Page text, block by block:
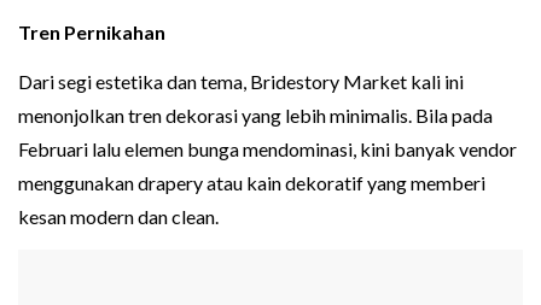
Tren Pernikahan
Dari segi estetika dan tema, Bridestory Market kali ini
menonjolkan tren dekorasi yang lebih minimalis. Bila pada
Februari lalu elemen bunga mendominasi, kini banyak vendor
menggunakan drapery atau kain dekoratif yang memberi
kesan modern dan clean.